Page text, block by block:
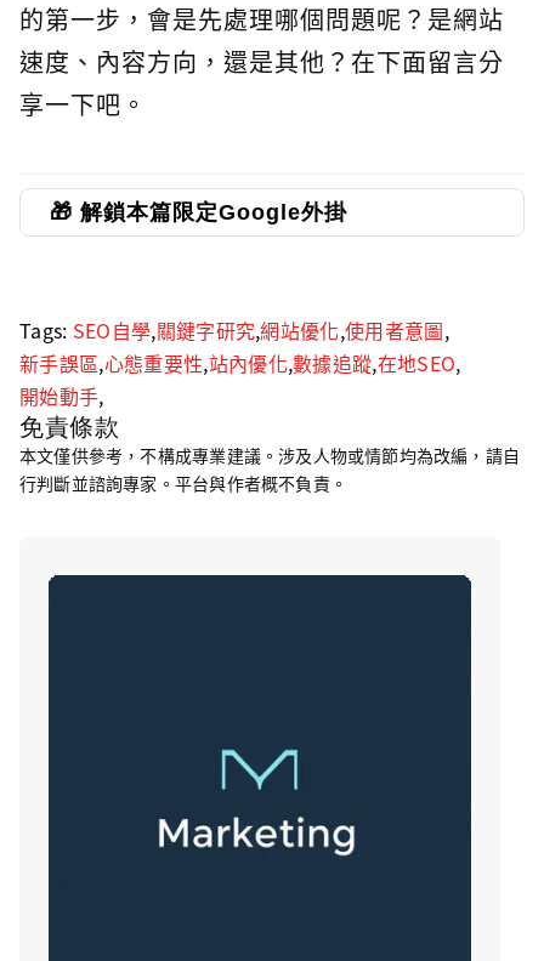
的第一步，會是先處理哪個問題呢？是網站
速度、內容方向，還是其他？在下面留言分
享一下吧。
🎁 解鎖本篇限定Google外掛
Tags: SEO自學,關鍵字研究,網站優化,使用者意圖,
新手誤區,心態重要性,站內優化,數據追蹤,在地SEO,
開始動手,
免責條款
本文僅供參考，不構成專業建議。涉及人物或情節均為改編，請自
行判斷並諮詢專家。平台與作者概不負責。